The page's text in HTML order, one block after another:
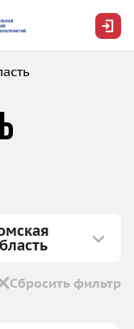
Сбросить фильтр